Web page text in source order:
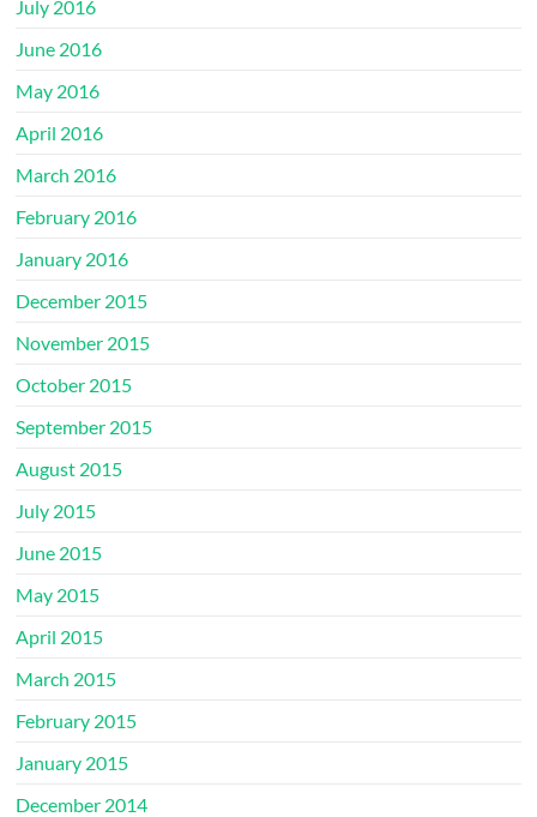
July 2016
June 2016
May 2016
April 2016
March 2016
February 2016
January 2016
December 2015
November 2015
October 2015
September 2015
August 2015
July 2015
June 2015
May 2015
April 2015
March 2015
February 2015
January 2015
December 2014